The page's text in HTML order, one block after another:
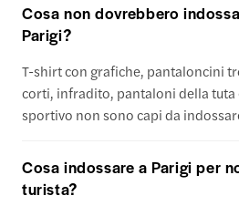
Cosa non dovrebbero
Parigi?
T-shirt con grafiche, pantaloncini
corti, infradito, pantaloni della tuta
sportivo non sono capi da
Cosa indossare a Parigi per
turista?